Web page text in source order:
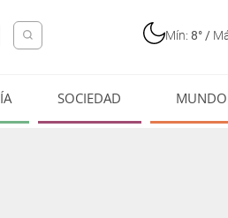
Mín: 8° /
SOCIEDAD MUNDO